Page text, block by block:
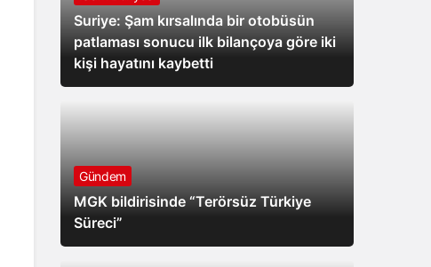
Suriye: Şam kırsalında bir otobüsün
patlaması sonucu ilk bilançoya göre iki
kişi hayatını kaybetti
Gündem
MGK bildirisinde “Terörsüz Türkiye
Süreci”